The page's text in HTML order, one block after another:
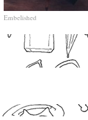
Embelished